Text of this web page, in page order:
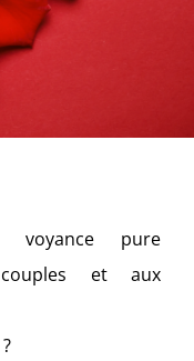
voyance pure
et aux